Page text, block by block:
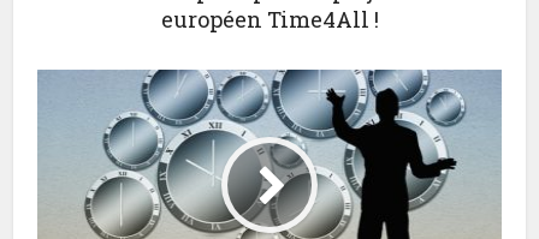
européen Time4All !